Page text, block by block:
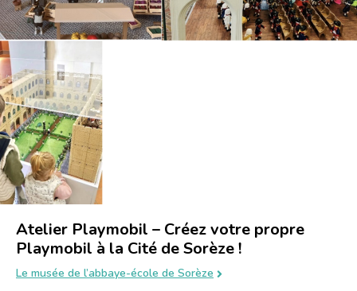
Atelier Playmobil – Créez votre propre
Playmobil à la Cité de Sorèze !
Le musée de l’abbaye-école de Sorèze